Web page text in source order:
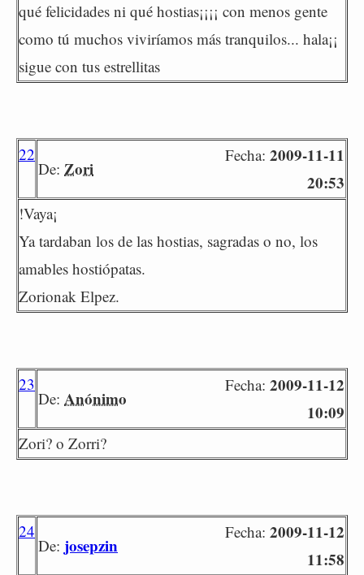
qué felicidades ni qué hostias¡¡¡¡ con menos gente
como tú muchos viviríamos más tranquilos... hala¡¡
sigue con tus estrellitas
22
De: Zori
Fecha: 2009-11-11
20:53
!Vaya¡
Ya tardaban los de las hostias, sagradas o no, los
amables hostiópatas.
Zorionak Elpez.
23
De: Anónimo
Fecha: 2009-11-12
10:09
Zori? o Zorri?
24
De: josepzin
Fecha: 2009-11-12
11:58